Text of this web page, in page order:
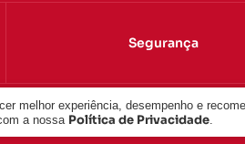
Segurança
os direitos reservados.
melhor experiência, desempenho e
a nossa Política de Privacidade.